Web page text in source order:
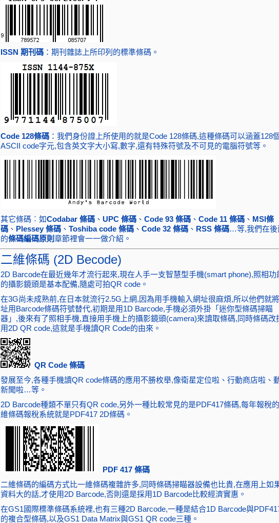
ISSN 期刊碼 ：期刊雜誌上所印列的標準條碼。
Code 128條碼 ：我們身份證上所使用的就是Code 128條碼,這種條碼可以涵蓋128個
ASCII code字元,包含英文字大小寫,數字,還有特殊符號及不可見的電腦符號等。
其它條碼︰如Codabar 條碼 、 UPC 條碼 、 Code 93 條碼 、 Code 11 條碼 、 MSI條
碼 、 Plessey 條碼 、 Toshiba code 條碼 、 Code 32 條碼 、 RSS 條碼…等,我們在後
的條碼編碼原則 章節裡會一一做介紹。
二維條碼 (2D Becode)
2D Barcode在最近幾年才流行起來,現在人手一支智慧型手機(smart phone),照相功
的攝影鏡頭是基本配備,隨處可拍QR code。
在3G尚未成熟前,在日本就流行2.5G上網,因為用手機輸入網址很麻煩,所以他們就
址用Barcode條碼符號替代,初期是用1D Barcode,手機必須外掛「迷你型條碼掃瞄
器」,後來有了照相手機,直接用手機上的攝影鏡頭(camera)來讀取條碼,同時條碼改
用2D QR code,這就是手機讀QR Code的由來。
QR Code 條碼
發展至今,各種手機讀QR code條碼的應用不勝枚舉,像衛星定位啦、行動商店啦、
新聞啦…等。
2D Barcode種類不單只有QR code,另外一種比較常見的是PDF417條碼,每年報稅
維條碼報稅系統就是PDF417 2D條碼。
PDF 417 條碼
二維條碼的編碼方式比一維條碼複雜許多,同時條碼掃瞄器設備也比貴,在應用上如
資料大的話,才使用2D Barcode,否則還是採用1D Barcode比較經濟實惠。
在GS1國際標準條碼系統裡,也有三種2D Barcode,一種是結合1D Barcode與
的複合型條碼,以及GS1 Data Matrix與GS1 QR code三種。